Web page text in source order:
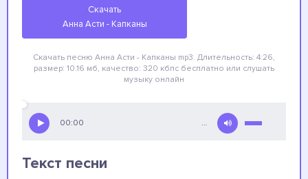
Скачать
Анна Асти - Капканы
Скачать песню Анна Асти - Капканы mp3. Длительность: 4:26,
размер: 10.16 мб, качество: 320 кбпс бесплатно или слушать
музыку онлайн
00:00 …
Текст песни